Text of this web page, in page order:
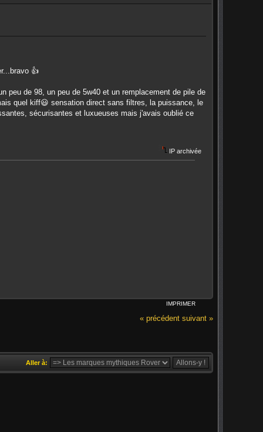
👍
peu de 98, un peu de 5w40 et un remplacement de pile de
quel kiff😃 sensation direct sans filtres, la puissance, le
sécurisantes et luxueuses mais j'avais oublié ce
IP archivée
IMPRIMER
« précédent suivant »
Aller à: